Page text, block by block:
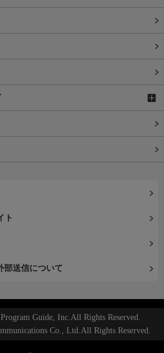
ト
部送信について
Guide, Inc.All Rights Reserved.
Co., Ltd.All Rights Reserved.